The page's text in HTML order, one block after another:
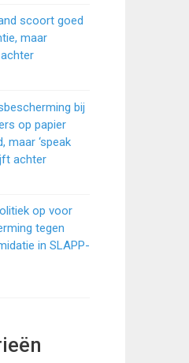
scoort goed
maar
bij
op papier
maar ‘speak
achter
op voor
tegen
in SLAPP-